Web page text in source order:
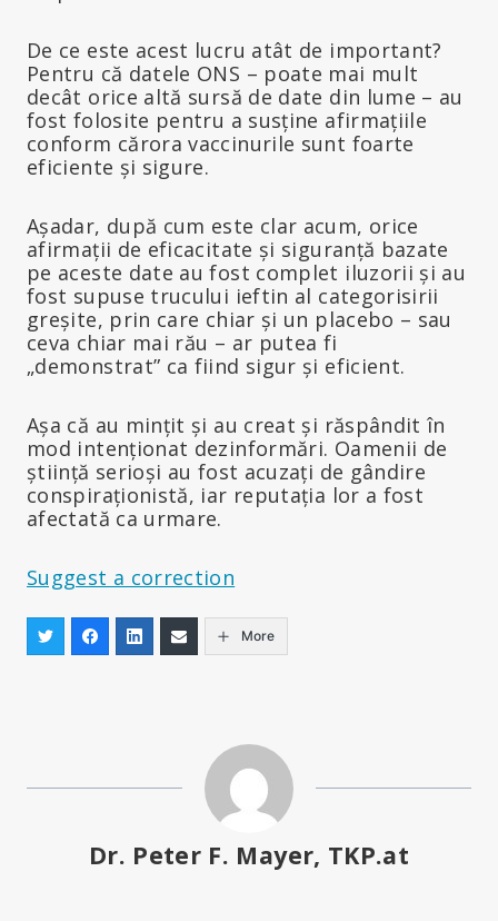
De ce este acest lucru atât de important?
Pentru că datele ONS – poate mai mult
decât orice altă sursă de date din lume – au
fost folosite pentru a susține afirmațiile
conform cărora vaccinurile sunt foarte
eficiente și sigure.
Așadar, după cum este clar acum, orice
afirmații de eficacitate și siguranță bazate
pe aceste date au fost complet iluzorii și au
fost supuse trucului ieftin al categorisirii
greșite, prin care chiar și un placebo – sau
ceva chiar mai rău – ar putea fi
„demonstrat” ca fiind sigur și eficient.
Așa că au mințit și au creat și răspândit în
mod intenționat dezinformări. Oamenii de
știință serioși au fost acuzați de gândire
conspiraționistă, iar reputația lor a fost
afectată ca urmare.
Suggest a correction
More
Dr. Peter F. Mayer, TKP.at